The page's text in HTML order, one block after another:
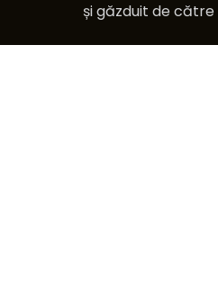
și găzduit de către